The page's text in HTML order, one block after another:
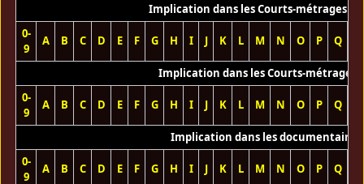
Implication dans les Courts-métrages
0-
9
A B C D E F G H I J K L M N O P Q
Implication dans les Courts-métrages
0-
9
A B C D E F G H I J K L M N O P Q
Implication dans les documentaires
0-
9
A B C D E F G H I J K L M N O P Q